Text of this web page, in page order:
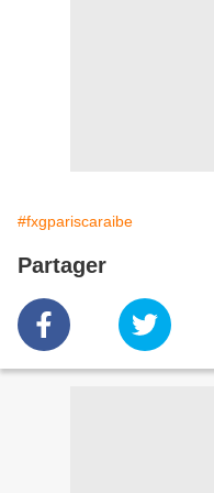
#fxgpariscaraibe
Partager